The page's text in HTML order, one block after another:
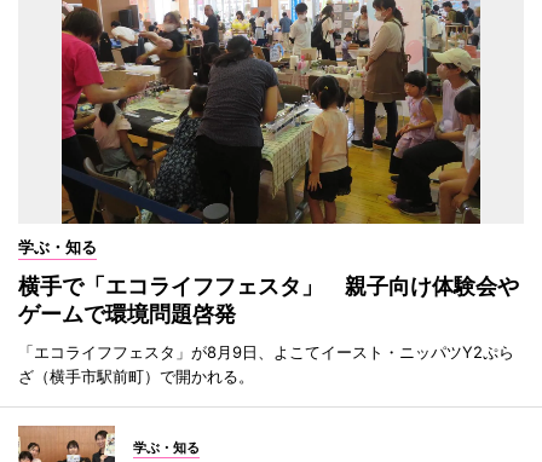
学ぶ・知る
横手で「エコライフフェスタ」 親子向け体験会や
ゲームで環境問題啓発
「エコライフフェスタ」が8月9日、よこてイースト・ニッパツY2ぷら
ざ（横手市駅前町）で開かれる。
学ぶ・知る